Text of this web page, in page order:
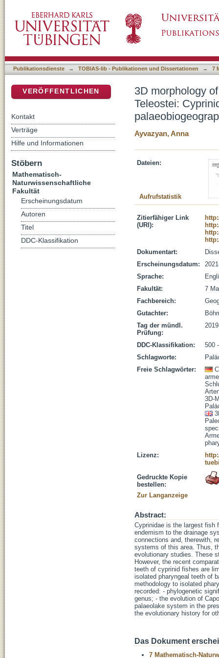
for taxonomy, phylogeny and
Publikationsdienste → TOBIAS-lib - Publikationen und Dissertationen → 7
3D morphology
Teleostei:
Ayvazyan, Anna
Dateien:
Aufrufstatistik
Zitierfähiger Link
(URI):
Dokumentart:
Erscheinungsdatum:
Sprache:
Fakultät:
7
Fachbereich:
Gutachter:
Tag der mündl.
Prüfung:
DDC-Klassifikation:
500
Schlagworte:
Freie Schlagwörter:
3D-
Lizenz:
Gedruckte Kopie
bestellen:
Zur Langanzeige
Abstract:
Cyprinidae is the largest fish
endemism to the drainage
connections and, therewith,
systems of this area. Thus,
evolutionary studies. These
However, the recent
teeth of cyprinid fishes are
isolated pharyngeal teeth of
methodology to isolated
recorded: - phylogenetic
genus; - the evolution of
palaeolake system in the
the evolutionary history for
Das Dokument
7 Mathematisch-
VERÖFFENTLICHEN
Kontakt
Verträge
Hilfe und Informationen
Stöbern
Mathematisch-
Naturwissenschaftliche
Fakultät
Erscheinungsdatum
Autoren
Titel
DDC-Klassifikation